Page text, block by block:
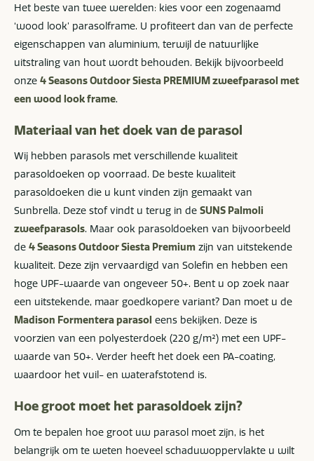
Het beste van twee werelden: kies voor een zogenaamd
‘wood look’ parasolframe. U profiteert dan van de perfecte
eigenschappen van aluminium, terwijl de natuurlijke
uitstraling van hout wordt behouden. Bekijk bijvoorbeeld
onze 4 Seasons Outdoor Siesta PREMIUM zweefparasol met
een wood look frame.
Materiaal van het doek van de parasol
Wij hebben parasols met verschillende kwaliteit
parasoldoeken op voorraad. De beste kwaliteit
parasoldoeken die u kunt vinden zijn gemaakt van
Sunbrella. Deze stof vindt u terug in de SUNS Palmoli
zweefparasols. Maar ook parasoldoeken van bijvoorbeeld
de 4 Seasons Outdoor Siesta Premium zijn van uitstekende
kwaliteit. Deze zijn vervaardigd van Solefin en hebben een
hoge UPF-waarde van ongeveer 50+. Bent u op zoek naar
een uitstekende, maar goedkopere variant? Dan moet u de
Madison Formentera parasol eens bekijken. Deze is
voorzien van een polyesterdoek (220 g/m²) met een UPF-
waarde van 50+. Verder heeft het doek een PA-coating,
waardoor het vuil- en waterafstotend is.
Hoe groot moet het parasoldoek zijn?
Om te bepalen hoe groot uw parasol moet zijn, is het
belangrijk om te weten hoeveel schaduwoppervlakte u wilt